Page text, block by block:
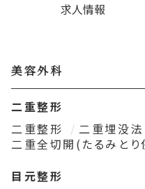
求人情報
美容外科
二重整形
二重整形
二重埋没法
二重全切開(たるみとり
目元整形